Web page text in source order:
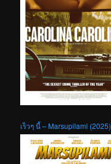
เร็วๆ นี้ – Marsupilami (2025)